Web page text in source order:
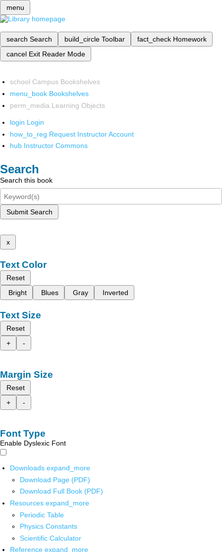
menu
search Search build_circle Toolbar fact_check Homework
cancel Exit Reader Mode
school Campus Bookshelves
menu_book Bookshelves
perm_media Learning Objects
login Login
how_to_reg Request Instructor Account
hub Instructor Commons
Search
Search this book
Submit Search
x
Text Color
Reset
Bright
Blues Gray Inverted
Text Size
Reset
+
-
Margin Size
Reset
+
-
Font Type
Enable Dyslexic Font
Downloads expand_more
Download Page (PDF)
Download Full Book (PDF)
Resources expand_more
Periodic Table
Physics Constants
Scientific Calculator
Reference expand_more